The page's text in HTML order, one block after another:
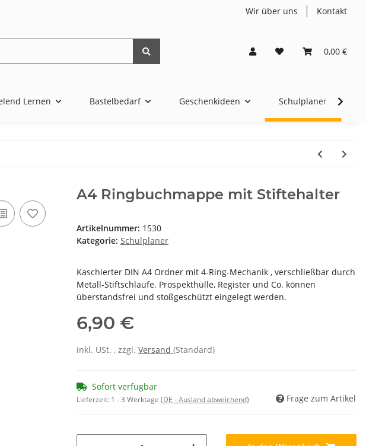
Wir über uns Kontakt
0,00 €
Lernen Bastelbedarf Geschenkideen Schulplaner
A4 Ringbuchmappe mit Stiftehalter
Artikelnummer: 1530
Kategorie: Schulplaner
Kaschierter DIN A4 Ordner mit 4-Ring-Mechanik , verschließbar durch
Metall-Stiftschlaufe. Prospekthülle, Register und Co. können
überstandsfrei und stoßgeschützt eingelegt werden.
6,90 €
inkl. USt. , zzgl. Versand (Standard)
Sofort verfügbar
Lieferzeit: 1 - 3 Werktage (DE - Ausland abweichend) Frage zum Artikel